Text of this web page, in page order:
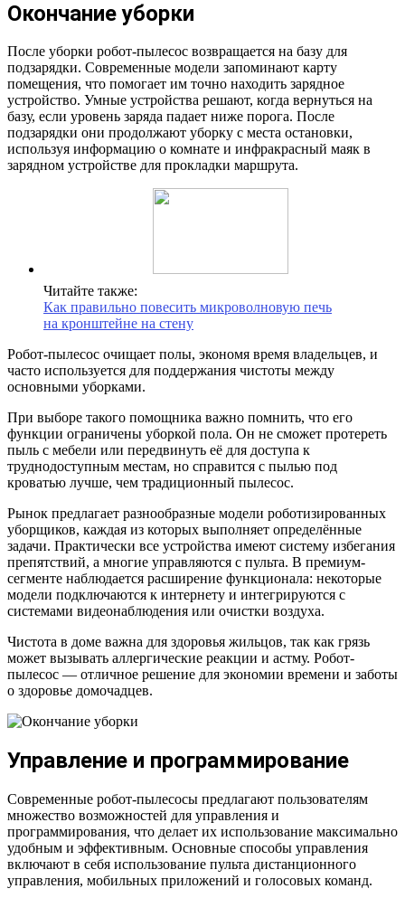
Окончание уборки
После уборки робот-пылесос возвращается на базу для
подзарядки. Современные модели запоминают карту
помещения, что помогает им точно находить зарядное
устройство. Умные устройства решают, когда вернуться на
базу, если уровень заряда падает ниже порога. После
подзарядки они продолжают уборку с места остановки,
используя информацию о комнате и инфракрасный маяк в
зарядном устройстве для прокладки маршрута.
Читайте также:
Как правильно повесить микроволновую печь
на кронштейне на стену
Робот-пылесос очищает полы, экономя время владельцев, и
часто используется для поддержания чистоты между
основными уборками.
При выборе такого помощника важно помнить, что его
функции ограничены уборкой пола. Он не сможет протереть
пыль с мебели или передвинуть её для доступа к
труднодоступным местам, но справится с пылью под
кроватью лучше, чем традиционный пылесос.
Рынок предлагает разнообразные модели роботизированных
уборщиков, каждая из которых выполняет определённые
задачи. Практически все устройства имеют систему избегания
препятствий, а многие управляются с пульта. В премиум-
сегменте наблюдается расширение функционала: некоторые
модели подключаются к интернету и интегрируются с
системами видеонаблюдения или очистки воздуха.
Чистота в доме важна для здоровья жильцов, так как грязь
может вызывать аллергические реакции и астму. Робот-
пылесос — отличное решение для экономии времени и заботы
о здоровье домочадцев.
Управление и программирование
Современные робот-пылесосы предлагают пользователям
множество возможностей для управления и
программирования, что делает их использование максимально
удобным и эффективным. Основные способы управления
включают в себя использование пульта дистанционного
управления, мобильных приложений и голосовых команд.